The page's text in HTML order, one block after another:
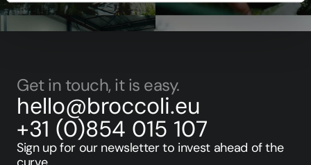
Get in touch, it is easy.
hello@broccoli.eu
+31 (0)854 015 107
Sign up for our newsletter to invest ahead of the